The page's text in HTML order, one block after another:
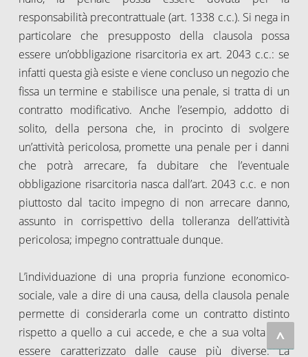
responsabilità precontrattuale (art. 1338 c.c.). Si nega in
particolare che presupposto della clausola possa
essere un’obbligazione risarcitoria ex art. 2043 c.c.: se
infatti questa già esiste e viene concluso un negozio che
fissa un termine e stabilisce una penale, si tratta di un
contratto modificativo. Anche l’esempio, addotto di
solito, della persona che, in procinto di svolgere
un’attività pericolosa, promette una penale per i danni
che potrà arrecare, fa dubitare che l’eventuale
obbligazione risarcitoria nasca dall’art. 2043 c.c. e non
piuttosto dal tacito impegno di non arrecare danno,
assunto in corrispettivo della tolleranza dell’attività
pericolosa; impegno contrattuale dunque.
L’individuazione di una propria funzione economico-
sociale, vale a dire di una causa, della clausola penale
permette di considerarla come un contratto distinto
rispetto a quello a cui accede, e che a sua volta può
essere caratterizzato dalle cause più diverse. La
^